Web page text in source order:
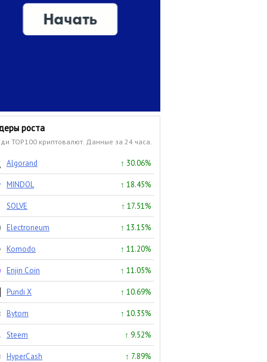
роста
TOP100 криптовалют. Данные за 24 часа.
Algorand ↑ 30.06%
MINDOL ↑ 18.45%
SOLVE ↑ 17.51%
Electroneum ↑ 13.15%
Komodo ↑ 11.20%
Enjin Coin ↑ 11.05%
Pundi X ↑ 10.69%
Bytom ↑ 10.35%
Steem ↑ 9.52%
HyperCash ↑ 7.89%